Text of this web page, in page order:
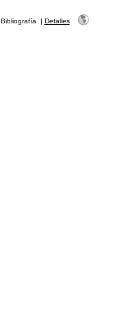
Bibliografía | Detalles